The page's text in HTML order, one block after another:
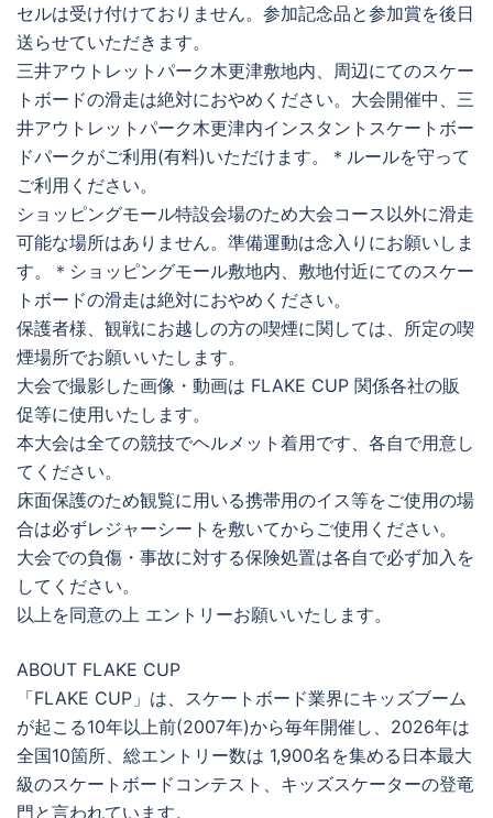
セルは受け付けておりません。参加記念品と参加賞を後日
送らせていただきます。
三井アウトレットパーク木更津敷地内、周辺にてのスケー
トボードの滑走は絶対におやめください。大会開催中、三
井アウトレットパーク木更津内インスタントスケートボー
ドパークがご利用(有料)いただけます。＊ルールを守って
ご利用ください。
ショッピングモール特設会場のため大会コース以外に滑走
可能な場所はありません。準備運動は念入りにお願いしま
す。＊ショッピングモール敷地内、敷地付近にてのスケー
トボードの滑走は絶対におやめください。
保護者様、観戦にお越しの方の喫煙に関しては、所定の喫
煙場所でお願いいたします。
大会で撮影した画像・動画は FLAKE CUP 関係各社の販
促等に使用いたします。
本大会は全ての競技でヘルメット着用です、各自で用意し
てください。
床面保護のため観覧に用いる携帯用のイス等をご使用の場
合は必ずレジャーシートを敷いてからご使用ください。
大会での負傷・事故に対する保険処置は各自で必ず加入を
してください。
以上を同意の上 エントリーお願いいたします。
ABOUT FLAKE CUP
「FLAKE CUP」は、スケートボード業界にキッズブーム
が起こる10年以上前(2007年)から毎年開催し、2026年は
全国10箇所、総エントリー数は 1,900名を集める日本最大
級のスケートボードコンテスト、キッズスケーターの登竜
門と言われています。